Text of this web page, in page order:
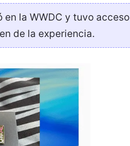
la WWDC y tuvo acceso
de la experiencia.